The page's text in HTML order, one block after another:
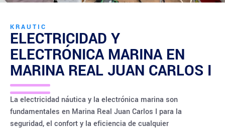
KRAUTIC
ELECTRICIDAD Y
ELECTRÓNICA MARINA EN
MARINA REAL JUAN CARLOS I
La electricidad náutica y la electrónica marina son
fundamentales en Marina Real Juan Carlos I para la
seguridad, el confort y la eficiencia de cualquier